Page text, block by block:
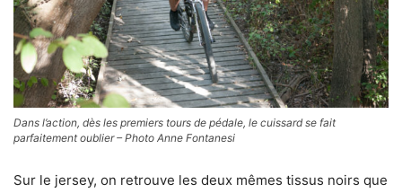
Dans l’action, dès les premiers tours de pédale, le cuissard se fait
parfaitement oublier – Photo Anne Fontanesi
Sur le jersey, on retrouve les deux mêmes tissus noirs que